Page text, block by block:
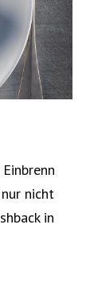
nicht
in